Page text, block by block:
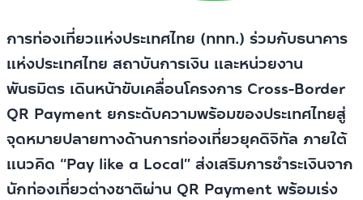
การท่องเที่ยวแห่งประเทศไทย (ททท.) ร่วมกับธนาคาร
แห่งประเทศไทย สถาบันการเงิน และหน่วยงาน
พันธมิตร เดินหน้าขับเคลื่อนโครงการ Cross-Border
QR Payment ยกระดับความพร้อมของประเทศไทยสู่
จุดหมายปลายทางด้านการท่องเที่ยวยุคดิจิทัล ภายใต้
แนวคิด “Pay like a Local” ส่งเสริมการชำระเงินจาก
นักท่องเที่ยวต่างชาติผ่าน QR Payment พร้อมเร่ง